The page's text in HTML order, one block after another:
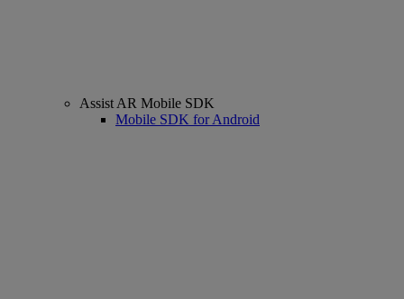
Assist AR Mobile SDK
Mobile SDK for Android